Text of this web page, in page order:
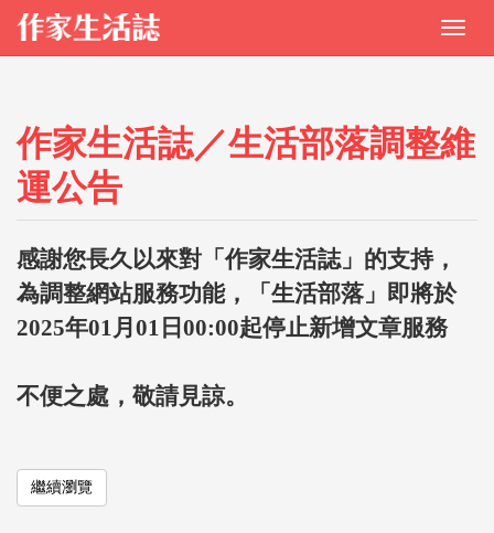
作家生活誌／生活部落調整維
運公告
感謝您長久以來對「作家生活誌」的支持，
為調整網站服務功能，「生活部落」即將於
2025年01月01日00:00起停止新增文章服務
不便之處，敬請見諒。
繼續瀏覽